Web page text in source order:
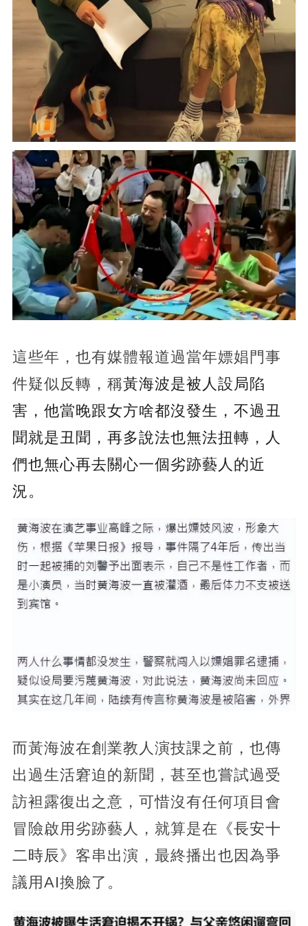
這些年，也有媒體報道過當年嫖娼門事
件疑似反轉，稱黃海波是被人設局陷
害，他當晚跟女方啥都沒發生，不過丑
聞就是丑聞，再多說法也無法扭轉，人
們也無心再去關心一個劣跡藝人的近
況。
而黃海波在創業教人演技課之前，也傳
出過生活窘迫的新聞，甚至也嘗試過受
訪袒露復出之意，可惜沒有任何項目會
冒險啟用劣跡藝人，就算是在 《長安十
二時辰 》客串出演，最終播出也因為爭
議用AI換臉了。